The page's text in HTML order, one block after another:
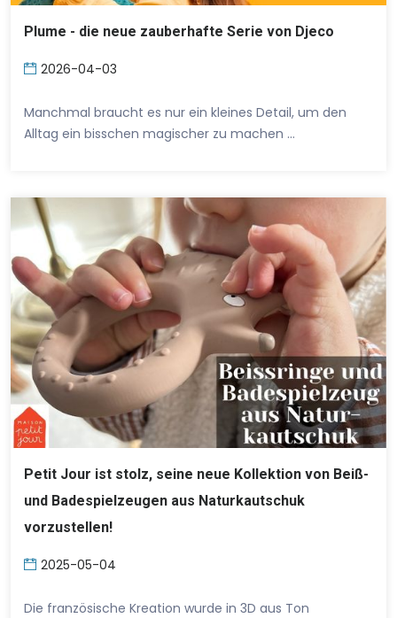
Plume - die neue zauberhafte Serie von Djeco
2026-04-03
Manchmal braucht es nur ein kleines Detail, um den
Alltag ein bisschen magischer zu machen …
Petit Jour ist stolz, seine neue Kollektion von Beiß-
und Badespielzeugen aus Naturkautschuk
vorzustellen!
2025-05-04
Die französische Kreation wurde in 3D aus Ton